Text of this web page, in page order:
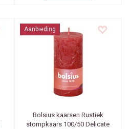
Aanbieding
Bolsius kaarsen Rustiek
stompkaars 100/50 Delicate